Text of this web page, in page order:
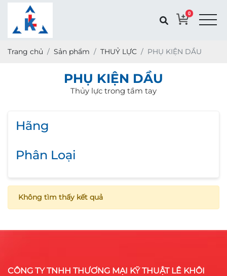
0
Trang chủ Sản phẩm THUỶ LỰC PHỤ KIỆN DẦU
PHỤ KIỆN DẦU
Thủy lực trong tầm tay
Hãng
Phân Loại
Không tìm thấy kết quả
CÔNG TY TNHH THƯƠNG MẠI KỸ THUẬT LÊ KHÔI